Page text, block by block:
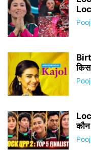
किस
कौन